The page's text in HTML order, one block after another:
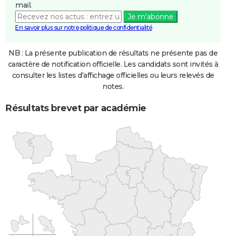
mail.
Je m'abonne
En savoir plus sur notre politique de confidentialité
NB : La présente publication de résultats ne présente pas de
caractère de notification officielle. Les candidats sont invités à
consulter les listes d'affichage officielles ou leurs relevés de
notes.
Résultats brevet par académie